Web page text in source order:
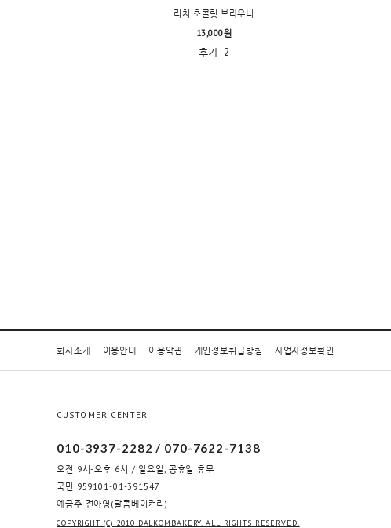
리치 초콜릿 브라우니
13,000원
후기 : 2
회사소개 이용안내 이용약관 개인정보취급방침 사업자정보확인
CUSTOMER CENTER
010-3937-2282 / 070-7622-7138
오전 9시-오후 6시 / 일요일, 공휴일 휴무
국민 959101-01-391547
예금주 전아영(달콤베이커리)
COPYRIGHT (C) 2010 DALKOMBAKERY. ALL RIGHTS RESERVED.